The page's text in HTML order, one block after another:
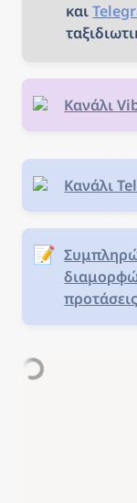
και
Κανάλι
Κανάλι
📝